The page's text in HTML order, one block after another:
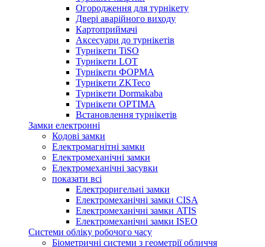
Огородження для турнікету
Двері аварійного виходу
Картоприймачі
Аксесуари до турнікетів
Турнікети TiSO
Турнікети LOT
Турнікети ФОРМА
Турнікети ZKTeco
Турнікети Dormakaba
Турнікети OPTIMA
Встановлення турнікетів
Замки електронні
Кодові замки
Електромагнітні замки
Електромеханічні замки
Електромеханічні засувки
показати всі
Електроригельні замки
Електромеханічні замки CISA
Електромеханічні замки ATIS
Електромеханічні замки ISEO
Системи обліку робочого часу
Біометричні системи з геометрії обличчя